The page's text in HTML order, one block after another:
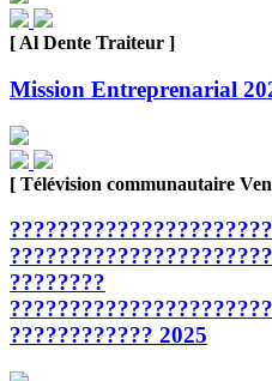
[ Al Dente Traiteur ]
Mission Entreprenarial
[ Télévision communautaire
????????
???????????? 2025